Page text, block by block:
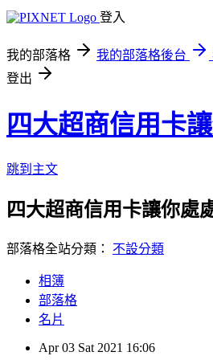
登入
我的部落格 我的部落格後台
登出
四大超商信用卡
跳到主文
四大超商信用卡讓你處
部落格全站分類： 不設分類
相簿
部落格
名片
Apr 03 Sat 2021 16:06